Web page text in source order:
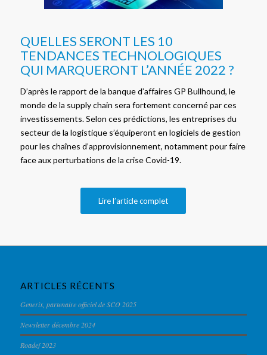
QUELLES SERONT LES 10
TENDANCES TECHNOLOGIQUES
QUI MARQUERONT L’ANNÉE 2022 ?
D’après le rapport de la banque d’affaires GP Bullhound, le
monde de la supply chain sera fortement concerné par ces
investissements. Selon ces prédictions, les entreprises du
secteur de la logistique s’équiperont en logiciels de gestion
pour les chaînes d’approvisionnement, notamment pour faire
face aux perturbations de la crise Covid-19.
Lire l’article complet
ARTICLES RÉCENTS
Generix, partenaire officiel de SCO 2025
Newsletter décembre 2024
Roadef 2023